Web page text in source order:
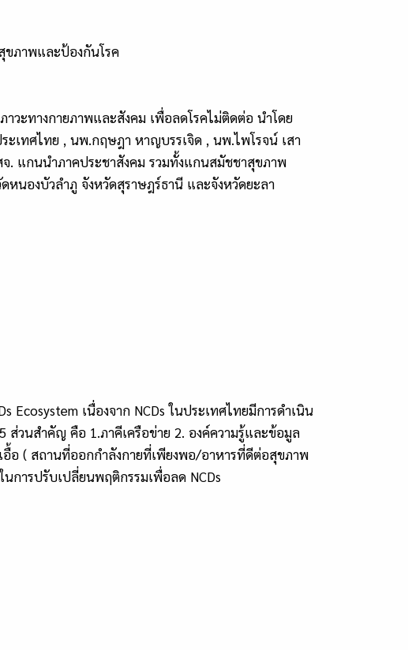
ขภาพและป้องกันโรค
วะทางกายภาพและสังคม เพื่อลดโรคไม่ติดต่อ นำโดย
เทศไทย , นพ.กฤษฎา หาญบรรเจิด , นพ.ไพโรจน์ เสา
แกนนำภาคประชาสังคม รวมทั้งแกนสมัชชาสุขภาพ
หนองบัวลำภู จังหวัดสุราษฎร์ธานี และจังหวัดยะลา
เนื่องจาก NCDs ในประเทศไทยมีการดำเนิน
ส่วนสำคัญ คือ 1.ภาคีเครือข่าย 2. องค์ความรู้และข้อมูล
อื้อ ( สถานที่ออกกำลังกายที่เพียงพอ/อาหารที่ดีต่อสุขภาพ
การปรับเปลี่ยนพฤติกรรมเพื่อลด NCDs